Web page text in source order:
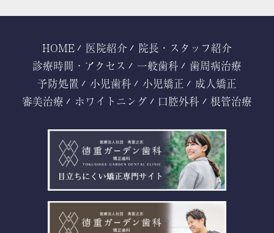
HOME 医院紹介
院長・スタッフ紹介
診療時間・アクセス
一般歯科
歯周病治療
予防処置
小児歯科 小児矯正
成人矯正
審美治療
ホワイトニング 口腔外科 根管治療